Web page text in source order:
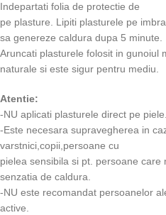
Indepartati folia de protectie de
pe plasture. Lipiti plasturele pe
sa genereze caldura dupa 5 minute.
Aruncati plasturele folosit in gunoiul
naturale si este sigur pentru mediu.
Atentie:
-NU aplicati plasturele direct pe
-Este necesara supravegherea in
varstnici,copii,persoane cu
pielea sensibila si pt. persoane
senzatia de caldura.
-NU este recomandat persoanelor
active.